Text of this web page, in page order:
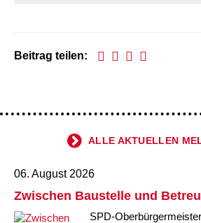
Kindertagesstätte Voltmerstraße
Kindertagesstätte Pfarrlandplatz
Kindertagesstätte
Kindertagesstätte Schneiderberg
Kindertagesstätte Schweriner
Familienzentrum
Beitrag teilen:
ALLE AKTUELLEN
06. August 2026
Zwischen Baustelle und
SPD-